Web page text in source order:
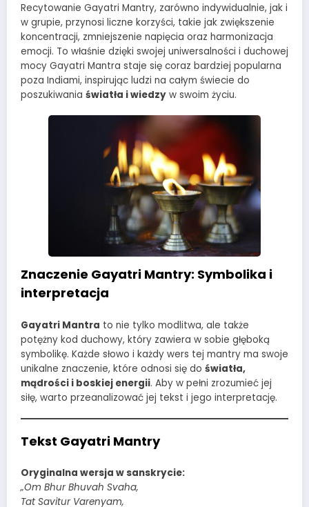
Recytowanie Gayatri Mantry, zarówno indywidualnie, jak i
w grupie, przynosi liczne korzyści, takie jak zwiększenie
koncentracji, zmniejszenie napięcia oraz harmonizacja
emocji. To właśnie dzięki swojej uniwersalności i duchowej
mocy Gayatri Mantra staje się coraz bardziej popularna
poza Indiami, inspirując ludzi na całym świecie do
poszukiwania światła i wiedzy w swoim życiu.
Znaczenie Gayatri Mantry: Symbolika i
interpretacja
Gayatri Mantra to nie tylko modlitwa, ale także
potężny kod duchowy, który zawiera w sobie głęboką
symbolikę. Każde słowo i każdy wers tej mantry ma swoje
unikalne znaczenie, które odnosi się do światła,
mądrości i boskiej energii. Aby w pełni zrozumieć jej
siłę, warto przeanalizować jej tekst i jego interpretację.
Tekst Gayatri Mantry
Oryginalna wersja w sanskrycie:
„Om Bhur Bhuvah Svaha,
Tat Savitur Varenyam,